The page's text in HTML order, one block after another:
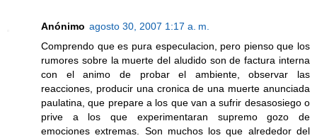
Anónimo agosto 30, 2007 1:17 a. m.
Comprendo que es pura especulacion, pero pienso que los
rumores sobre la muerte del aludido son de factura interna
con el animo de probar el ambiente, observar las
reacciones, producir una cronica de una muerte anunciada
paulatina, que prepare a los que van a sufrir desasosiego o
prive a los que experimentaran supremo gozo de
emociones extremas. Son muchos los que alrededor del